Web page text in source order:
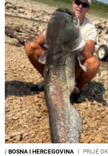
/BOSNA I HERCEGOVINA I PRIJE